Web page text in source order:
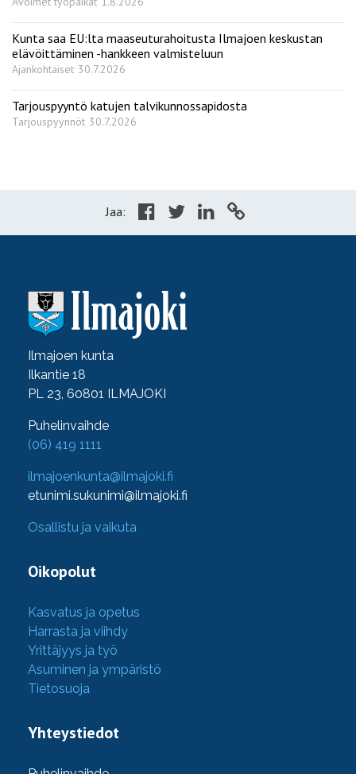
Kunta saa EU:lta maaseuturahoitusta Ilmajoen keskustan
elävöittäminen -hankkeen valmisteluun
Ajankohtaiset 30.7.2026
Tarjouspyyntö katujen talvikunnossapidosta
Tarjouspyynnöt 30.7.2026
Jaa:
Ilmajoen kunta
Ilkantie 18
PL 23, 60801 ILMAJOKI
Puhelinvaihde
(06) 419 1111
ilmajoenkunta@ilmajoki.fi
etunimi.sukunimi@ilmajoki.fi
Osallistu ja vaikuta
Oikopolut
Kasvatus ja opetus
Harrasta ja viihdy
Yrittäjyys ja työ
Asuminen ja ympäristö
Tietosuoja
Yhteystiedot